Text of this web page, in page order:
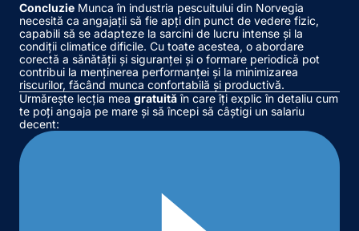
Concluzie Munca în industria pescuitului din Norvegia
necesită ca angajații să fie apți din punct de vedere fizic,
capabili să se adapteze la sarcini de lucru intense și la
condiții climatice dificile. Cu toate acestea, o abordare
corectă a sănătății și siguranței și o formare periodică pot
contribui la menținerea performanței și la minimizarea
riscurilor, făcând munca confortabilă și productivă.
Urmărește lecția mea gratuităîn care îți explic în detaliu cum
te poți angaja pe mare și să începi să câștigi un salariu
decent: